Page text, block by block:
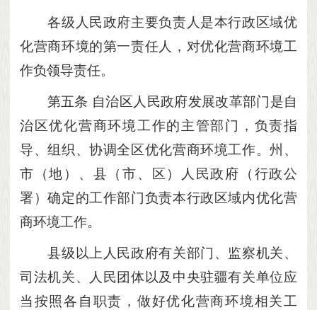
各级人民政府主要负责人是本行政区域优
化营商环境的第一责任人，对优化营商环境工
作负领导责任。
第五条 自治区人民政府发展改革部门是自
治区优化营商环境工作的主管部门，负责指
导、组织、协调全区优化营商环境工作。州、
市（地）、县（市、区）人民政府（行政公
署）确定的工作部门负责本行政区域内优化营
商环境工作。
县级以上人民政府有关部门、监察机关、
司法机关、人民团体以及中央驻疆有关单位应
当按照各自职责，做好优化营商环境相关工